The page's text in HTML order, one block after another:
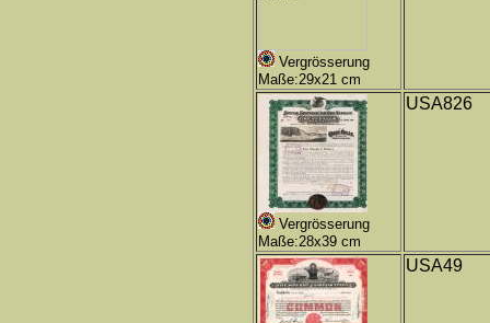
Vergrösserung
Maße:29x21 cm
Vergrösserung
Maße:28x39 cm
USA826
USA49